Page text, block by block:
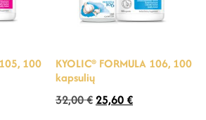
100
KYOLIC® FORMULA 106, 100
kapsulių
32,00€ 25,60€